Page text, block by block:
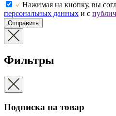
Нажимая на кнопку, вы
персональных данных и с
Отправить
Фильтры
Подписка на товар